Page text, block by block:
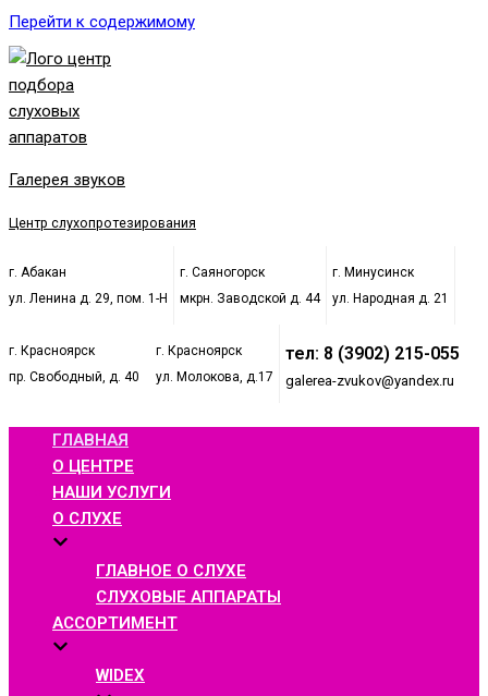
Перейти к содержимому
Галерея звуков
Центр слухопротезирования
г. Абакан
ул. Ленина д. 29, пом. 1-Н
г. Саяногорск
мкрн. Заводской д. 44
г. Минусинск
ул. Народная д. 21
г. Красноярск
пр. Свободный, д. 40
г. Красноярск
ул. Молокова, д.17
тел: 8 (3902) 215-055
galerea-zvukov@yandex.ru
ГЛАВНАЯ
О ЦЕНТРЕ
НАШИ УСЛУГИ
О СЛУХЕ
ГЛАВНОЕ О СЛУХЕ
СЛУХОВЫЕ АППАРАТЫ
АССОРТИМЕНТ
WIDEX